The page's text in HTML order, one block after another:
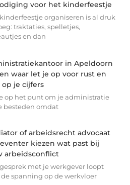
voor het kinderfeestje
organiseren is al druk
traktaties, spelletjes,
en dan
in Apeldoorn
waar let je op voor rust en
je cijfers
op het punt om je administratie
besteden omdat
of arbeidsrecht advocaat
kiezen wat past bij
arbeidsconflict
met je werkgever loopt
de spanning op de werkvloer